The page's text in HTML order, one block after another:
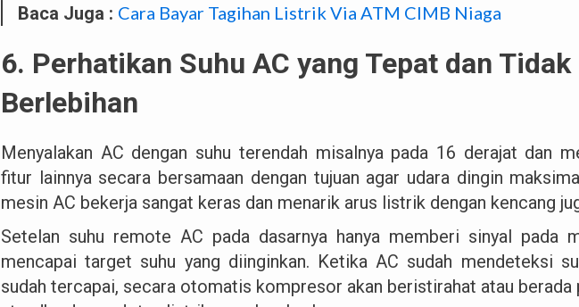
Baca Juga : Cara Bayar Tagihan Listrik Via ATM CIMB Niaga
6. Perhatikan Suhu AC yang Tepat dan Tidak
Berlebihan
Menyalakan AC dengan suhu terendah misalnya pada 16 derajat dan
fitur lainnya secara bersamaan dengan tujuan agar udara dingin
mesin AC bekerja sangat keras dan menarik arus listrik dengan kencang
Setelan suhu remote AC pada dasarnya hanya memberi sinyal pada
mencapai target suhu yang diinginkan. Ketika AC sudah mendeteksi
sudah tercapai, secara otomatis kompresor akan beristirahat atau berada